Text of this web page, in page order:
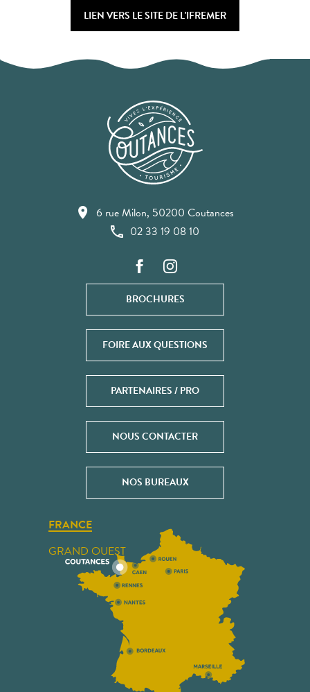
LIEN VERS LE SITE DE L'IFREMER
6 rue Milon, 50200 Coutances
02 33 19 08 10
BROCHURES
FOIRE AUX QUESTIONS
PARTENAIRES / PRO
NOUS CONTACTER
NOS BUREAUX
FRANCE
GRAND OUEST